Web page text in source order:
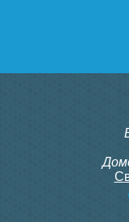
Конвектор
с решеткой
Контроллер